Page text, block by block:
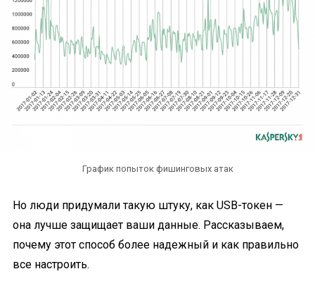
График попыток фишинговых атак
Но люди придумали такую штуку, как USB-токен —
она лучше защищает ваши данные. Рассказываем,
почему этот способ более надежный и как правильно
все настроить.